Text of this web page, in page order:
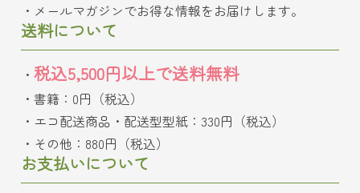
メールマガジンでお得な情報をお届けします。
送料について
税込5,500円以上で送料無料
書籍：0円（税込）
エコ配送商品・配送型型紙：330円（税込）
その他：880円（税込）
お支払いについて